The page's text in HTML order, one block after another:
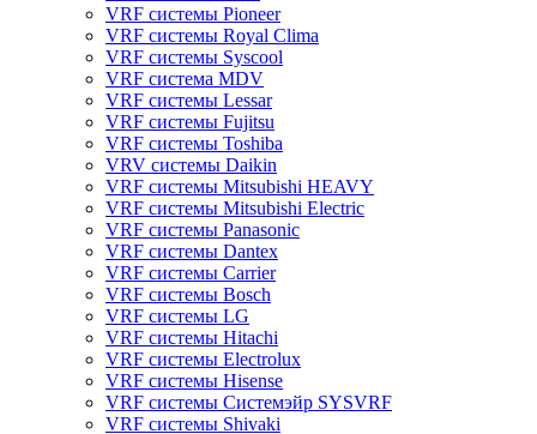
VRF системы Pioneer
VRF системы Royal Clima
VRF системы Syscool
VRF система MDV
VRF системы Lessar
VRF системы Fujitsu
VRF системы Toshiba
VRV системы Daikin
VRF системы Mitsubishi HEAVY
VRF системы Mitsubishi Electric
VRF системы Panasonic
VRF системы Dantex
VRF системы Carrier
VRF системы Bosch
VRF системы LG
VRF системы Hitachi
VRF системы Electrolux
VRF системы Hisense
VRF системы Системэйр SYSVRF
VRF системы Shivaki